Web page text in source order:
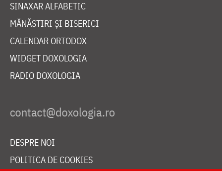
SINAXAR ALFABETIC
MĂNĂSTIRI ȘI BISERICI
CALENDAR ORTODOX
WIDGET DOXOLOGIA
RADIO DOXOLOGIA
DESPRE NOI
POLITICA DE COOKIES